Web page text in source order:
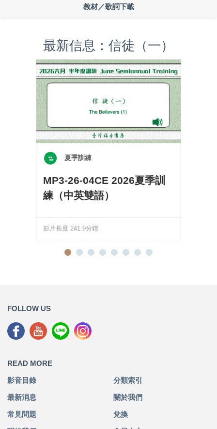
教材／歌詞下載
最新信息：信徒（一）
夏季訓練
MP3-26-04CE 2026夏季訓
練（中英雙語）
影片長度 241.9分鐘
FOLLOW US
READ MORE
影音目錄 分類索引
最新消息 關於我們
常見問題 兌換